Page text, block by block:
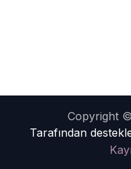
Copyright
Tarafından